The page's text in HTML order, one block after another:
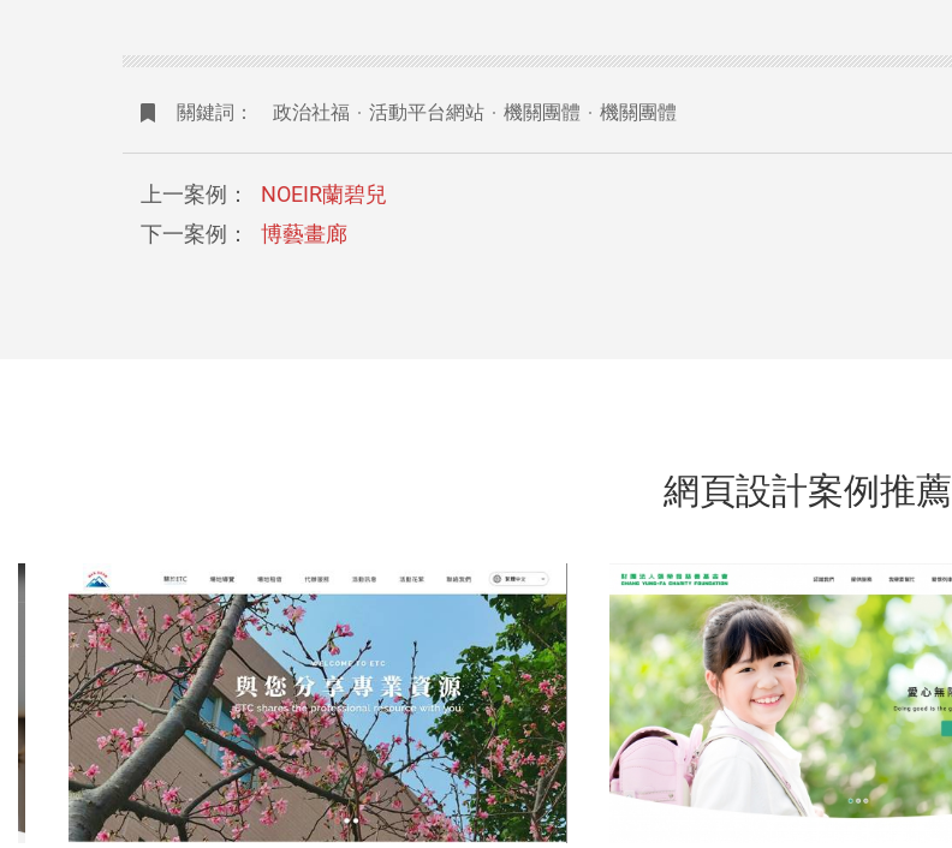
關鍵詞： 政治社福 活動平台網站 機關團體 機關團體
上一案例：
NOEIR蘭碧兒
下一案例：
博藝畫廊
網頁設計案例推薦